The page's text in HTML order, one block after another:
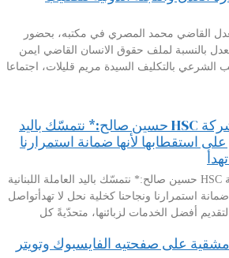
القاضي محمد المصري في مكتبه، بحضور
بالنسبة لملف حقوق الانسان القاضي ايمن
بالتكليف السيدة مريم قليلات، اجتماعا
رئيس مجلس إدارة شركة HSC حسين صالح:* نتمسّك باليد
على استقطابها لأنها ضمانة استمرارنا
*رئيس مجلس إدارة شركة HSC حسين صالح:* نتمسّك باليد العاملة اللبنانية
استمرارنا ونجاحنا كخلية نحل لا تهدأتواصل
على صفحتيه الفايسبوك وتويتر